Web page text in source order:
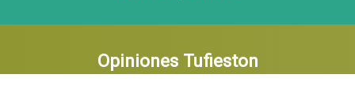
Opiniones Tufieston